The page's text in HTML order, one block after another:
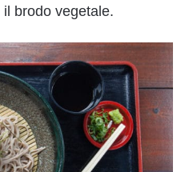
brodo vegetale.